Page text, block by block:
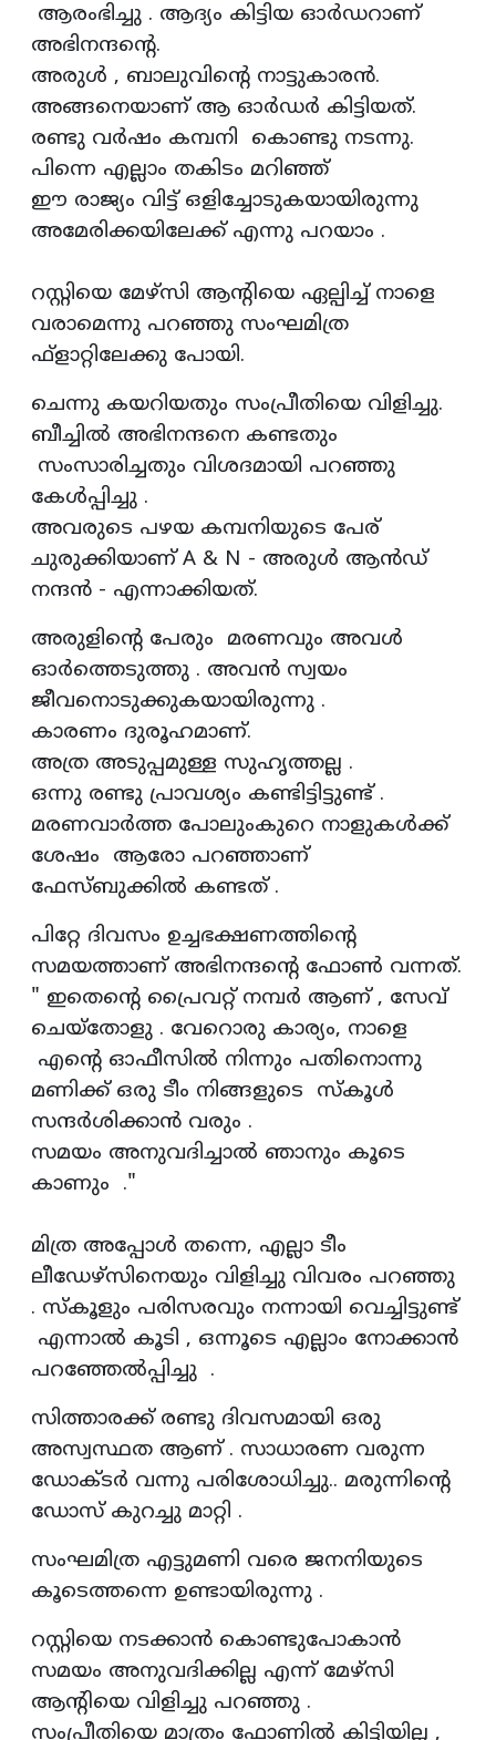
ആരംഭിച്ചു . ആദ്യം കിട്ടിയ ഓർഡറാണ്
അഭിനന്ദൻ്റെ.
അരുൾ , ബാലുവിൻ്റെ നാട്ടുകാരൻ.
അങ്ങനെയാണ് ആ ഓർഡർ കിട്ടിയത്.
രണ്ടു വർഷം കമ്പനി കൊണ്ടു നടന്നു.
പിന്നെ എല്ലാം തകിടം മറിഞ്ഞ്
ഈ രാജ്യം വിട്ട് ഒളിച്ചോടുകയായിരുന്നു
അമേരിക്കയിലേക്ക് എന്നു പറയാം .
റസ്റ്റിയെ മേഴ്‌സി ആന്റിയെ ഏല്പിച്ച് നാളെ
വരാമെന്നു പറഞ്ഞു സംഘമിത്ര
ഫ്‌ളാറ്റിലേക്കു പോയി.
ചെന്നു കയറിയതും സംപ്രീതിയെ വിളിച്ചു.
ബീച്ചിൽ അഭിനന്ദനെ കണ്ടതും
സംസാരിച്ചതും വിശദമായി പറഞ്ഞു
കേൾപ്പിച്ചു .
അവരുടെ പഴയ കമ്പനിയുടെ പേര്
ചുരുക്കിയാണ് A & N - അരുൾ ആൻഡ്
നന്ദൻ - എന്നാക്കിയത്.
അരുളിന്റെ പേരും മരണവും അവൾ
ഓർത്തെടുത്തു . അവൻ സ്വയം
ജീവനൊടുക്കുകയായിരുന്നു .
കാരണം ദുരൂഹമാണ്‌.
അത്ര അടുപ്പമുള്ള സുഹൃത്തല്ല .
ഒന്നു രണ്ടു പ്രാവശ്യം കണ്ടിട്ടിട്ടുണ്ട് .
മരണവാർത്ത പോലുംകുറെ നാളുകൾക്ക്
ശേഷം ആരോ പറഞ്ഞാണ്
ഫേസ്‍ബുക്കിൽ കണ്ടത് .
പിറ്റേ ദിവസം ഉച്ചഭക്ഷണത്തിന്റെ
സമയത്താണ് അഭിനന്ദന്റെ ഫോൺ വന്നത്.
" ഇതെന്റെ പ്രൈവറ്റ് നമ്പർ ആണ് , സേവ്
ചെയ്തോളു . വേറൊരു കാര്യം, നാളെ
എന്റെ ഓഫീസിൽ നിന്നും പതിനൊന്നു
മണിക്ക് ഒരു ടീം നിങ്ങളുടെ സ്കൂൾ
സന്ദർശിക്കാൻ വരും .
സമയം അനുവദിച്ചാൽ ഞാനും കൂടെ
കാണും ."
മിത്ര അപ്പോൾ തന്നെ, എല്ലാ ടീം
ലീഡേഴ്‌സിനെയും വിളിച്ചു വിവരം പറഞ്ഞു
. സ്കൂളും പരിസരവും നന്നായി വെച്ചിട്ടുണ്ട്
എന്നാൽ കൂടി , ഒന്നൂടെ എല്ലാം നോക്കാൻ
പറഞ്ഞേൽപ്പിച്ചു .
സിത്താരക്ക് രണ്ടു ദിവസമായി ഒരു
അസ്വസ്ഥത ആണ് . സാധാരണ വരുന്ന
ഡോക്ടർ വന്നു പരിശോധിച്ചു.. മരുന്നിന്റെ
ഡോസ് കുറച്ചു മാറ്റി .
സംഘമിത്ര എട്ടുമണി വരെ ജനനിയുടെ
കൂടെത്തന്നെ ഉണ്ടായിരുന്നു .
റസ്റ്റിയെ നടക്കാൻ കൊണ്ടുപോകാൻ
സമയം അനുവദിക്കില്ല എന്ന് മേഴ്‌സി
ആന്റിയെ വിളിച്ചു പറഞ്ഞു .
സംപ്രീതിയെ മാത്രം ഫോണിൽ കിട്ടിയില്ല ,